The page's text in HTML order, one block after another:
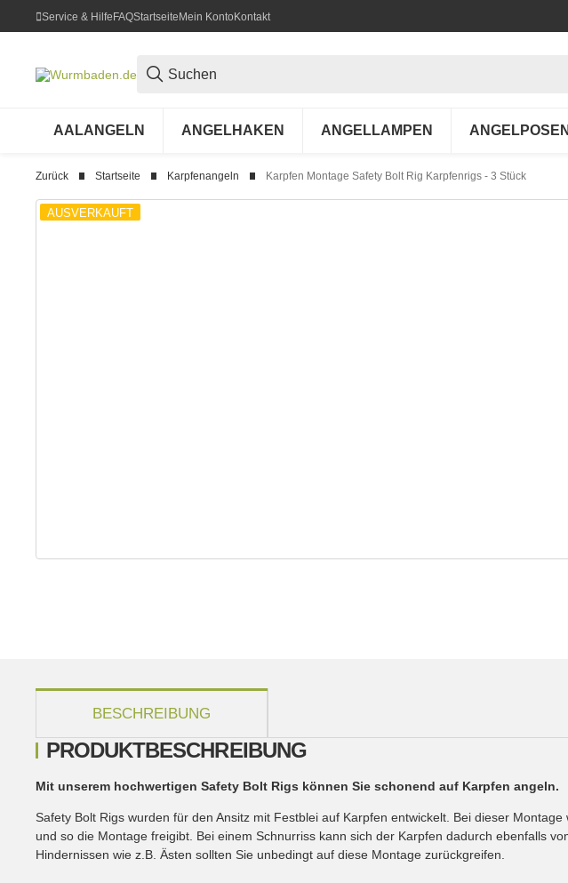
Service & HilfeFAQStartseiteMein KontoKontakt
AALANGELN ANGELHAKEN ANGELLAMPEN ANGELPOSEN
Zurück Startseite Karpfenangeln Karpfen Montage Safety Bolt Rig Karpfenrigs - 3 Stück
AUSVERKAUFT
BESCHREIBUNG
PRODUKTBESCHREIBUNG
Mit unserem hochwertigen Safety Bolt Rigs können Sie schonend auf Karpfen angeln.
Safety Bolt Rigs wurden für den Ansitz mit Festblei auf Karpfen entwickelt. Bei dieser
und so die Montage freigibt. Bei einem Schnurriss kann sich der Karpfen dadurch ebenfalls
Hindernissen wie z.B. Ästen sollten Sie unbedingt auf diese Montage zurückgreifen.